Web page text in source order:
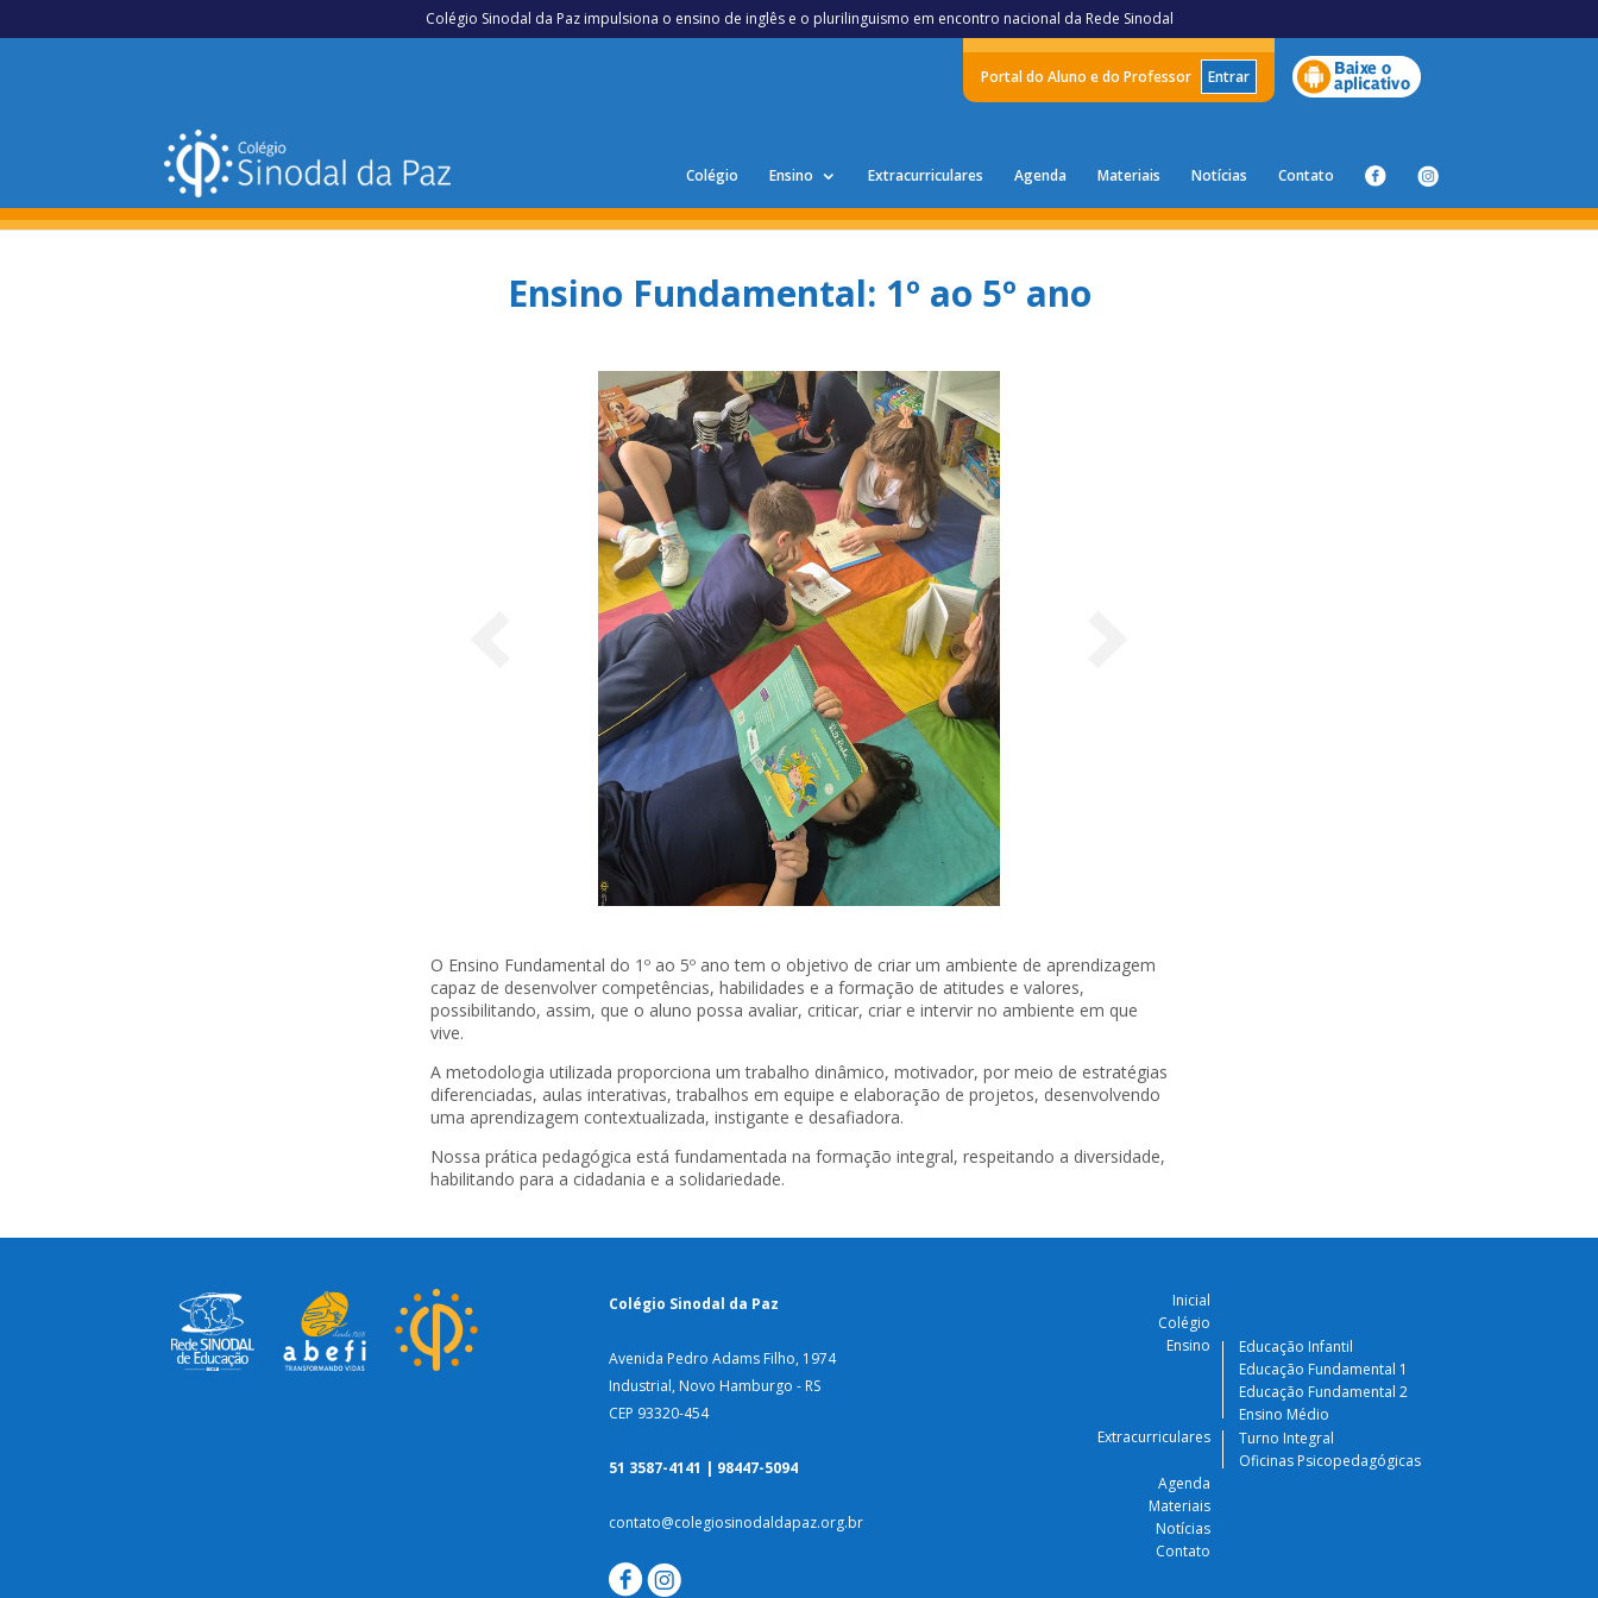
Colégio Sinodal da Paz impulsiona o ensino de inglês e o plurilinguismo em encontro nacional da Rede Sinodal
Portal do Aluno e do Professor Entrar
Colégio Ensino Extracurriculares Agenda Materiais Notícias Contato
Ensino Fundamental: 1º ao 5º ano
O Ensino Fundamental do 1º ao 5º ano tem o objetivo de criar um ambiente de aprendizagem
capaz de desenvolver competências, habilidades e a formação de atitudes e valores,
possibilitando, assim, que o aluno possa avaliar, criticar, criar e intervir no ambiente em que
vive.
A metodologia utilizada proporciona um trabalho dinâmico, motivador, por meio de estratégias
diferenciadas, aulas interativas, trabalhos em equipe e elaboração de projetos, desenvolvendo
uma aprendizagem contextualizada, instigante e desafiadora.
Nossa prática pedagógica está fundamentada na formação integral, respeitando a diversidade,
habilitando para a cidadania e a solidariedade.
Colégio Sinodal da Paz
Avenida Pedro Adams Filho, 1974
Industrial, Novo Hamburgo - RS
CEP 93320-454
51 3587-4141 | 98447-5094
contato@colegiosinodaldapaz.org.br
Inicial
Colégio
Ensino
Educação Infantil
Educação Fundamental 1
Educação Fundamental 2
Ensino Médio
Extracurriculares
Turno Integral
Oficinas Psicopedagógicas
Agenda
Materiais
Notícias
Contato